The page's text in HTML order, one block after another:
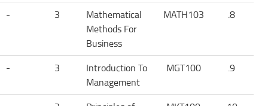
8.
MATH103
Mathematical
Methods For
Business
3
-
9.
MGT100
Introduction To
Management
3
-